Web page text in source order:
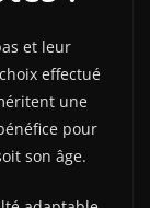
et leur
effectué
une
pour
son âge.